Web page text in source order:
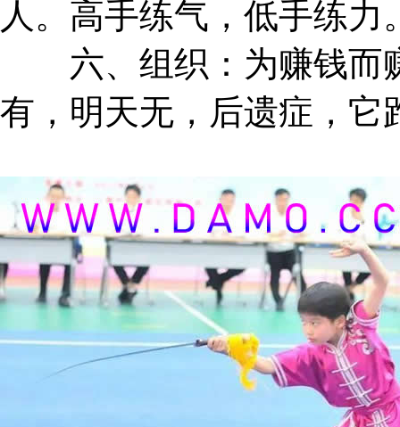
人。高手练气，低手练力
六、组织：为赚钱而
有，明天无，后遗症，它